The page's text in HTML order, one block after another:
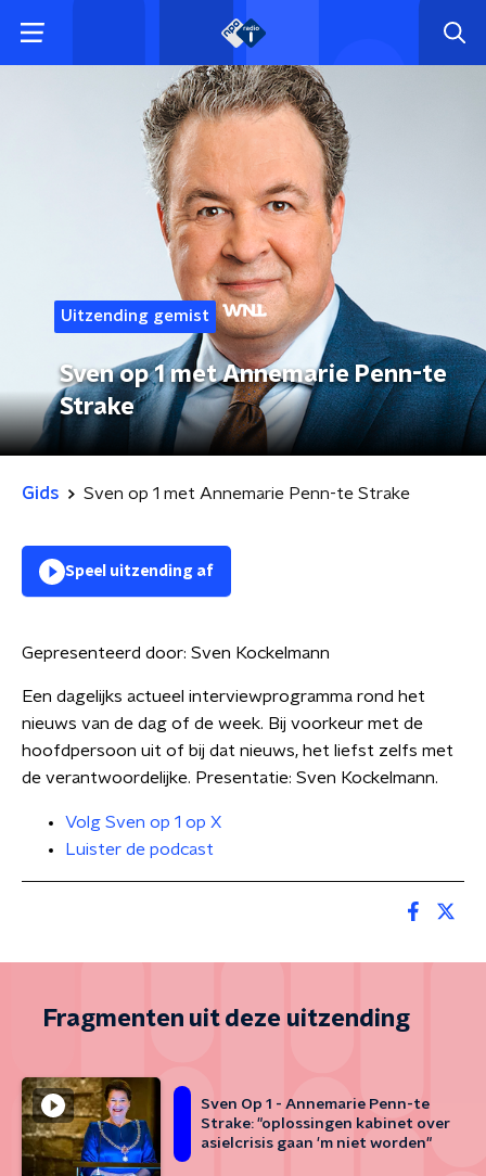
Uitzending gemist
Sven op 1 met Annemarie Penn-te
Strake
Gids Sven op 1 met Annemarie Penn-te Strake
Speel uitzending af
Gepresenteerd door: Sven Kockelmann
Een dagelijks actueel interviewprogramma rond het
nieuws van de dag of de week. Bij voorkeur met de
hoofdpersoon uit of bij dat nieuws, het liefst zelfs met
de verantwoordelijke. Presentatie: Sven Kockelmann.
Volg Sven op 1 op X
Luister de podcast
Fragmenten uit deze uitzending
Sven Op 1 - Annemarie Penn-te
Strake: "oplossingen kabinet over
asielcrisis gaan 'm niet worden"